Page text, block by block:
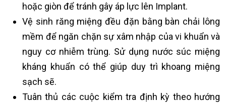
hoặc giòn để tránh gây áp lực lên Implant.
Vệ sinh răng miệng đều đặn bằng bàn chải lông
mềm để ngăn chặn sự xâm nhập của vi khuẩn và
nguy cơ nhiễm trùng. Sử dụng nước súc miệng
kháng khuẩn có thể giúp duy trì khoang miệng
sạch sẽ.
Tuân thủ các cuộc kiểm tra định kỳ theo hướng